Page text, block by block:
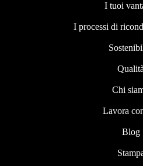
I tuoi
I processi di
Qualità
Chi
Lavora
Blog